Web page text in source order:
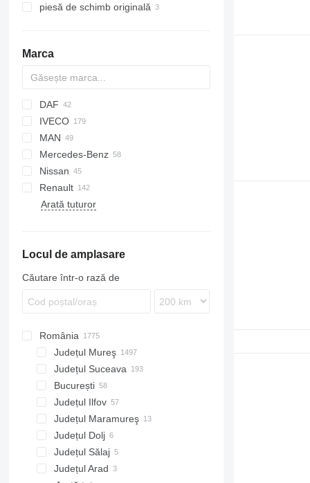
piesă de schimb originală
Marca
DAF
LF
XF
AC
2000
Escort
Transit
IVECO
Daily
EuroCargo
EuroStar
Eurorider
Eurotech
Carnival
Rio
KMK
Range Rover
LTM
MAN
A-series
F90
L2000
TGA
Mercedes-Benz
Actros
Atego
Axor
Canter
Nissan
Atleon
Cabstar
Porter
Renault
G-series
Mascott
Maxity
Midliner
Premium
P-series
Rexton
Golf
FH
Arată tuturor
Locul de amplasare
Căutare într-o rază de
România
Județul Mureş
Județul Suceava
București
Județul Ilfov
Județul Maramureş
Județul Dolj
Județul Sălaj
Județul Arad